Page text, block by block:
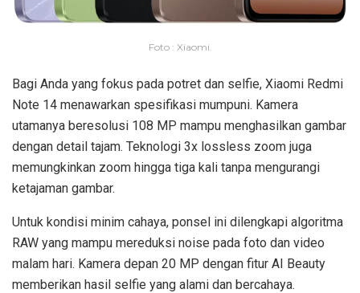
Foto : Xiaomi.
Bagi Anda yang fokus pada potret dan selfie, Xiaomi Redmi
Note 14 menawarkan spesifikasi mumpuni. Kamera
utamanya beresolusi 108 MP mampu menghasilkan gambar
dengan detail tajam. Teknologi 3x lossless zoom juga
memungkinkan zoom hingga tiga kali tanpa mengurangi
ketajaman gambar.
Untuk kondisi minim cahaya, ponsel ini dilengkapi algoritma
RAW yang mampu mereduksi noise pada foto dan video
malam hari. Kamera depan 20 MP dengan fitur AI Beauty
memberikan hasil selfie yang alami dan bercahaya.